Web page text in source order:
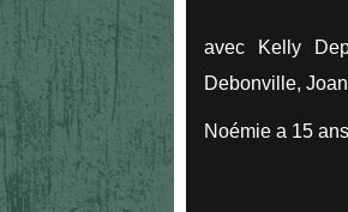
avec Kelly
Debonville,
Noémie a 15